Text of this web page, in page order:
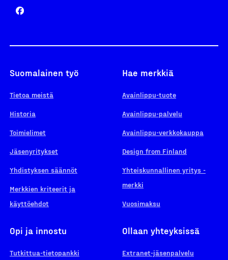
Suomalainen työ
Tietoa meistä
Historia
Toimielimet
Jäsenyritykset
Yhdistyksen säännöt
Merkkien kriteerit ja
käyttöehdot
Hae merkkiä
Avainlippu-tuote
Avainlippu-palvelu
Avainlippu-verkkokauppa
Design from Finland
Yhteiskunnallinen yritys -
merkki
Vuosimaksu
Opi ja innostu
Tutkittua-tietopankki
Ollaan yhteyksissä
Extranet-jäsenpalvelu